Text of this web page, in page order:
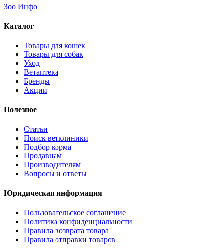
Зоо Инфо
Каталог
Товары для кошек
Товары для собак
Уход
Ветаптека
Бренды
Акции
Полезное
Статьи
Поиск ветклиники
Подбор корма
Продавцам
Производителям
Вопросы и ответы
Юридическая информация
Пользовательское соглашение
Политика конфиденциальности
Правила возврата товара
Правила отправки товаров